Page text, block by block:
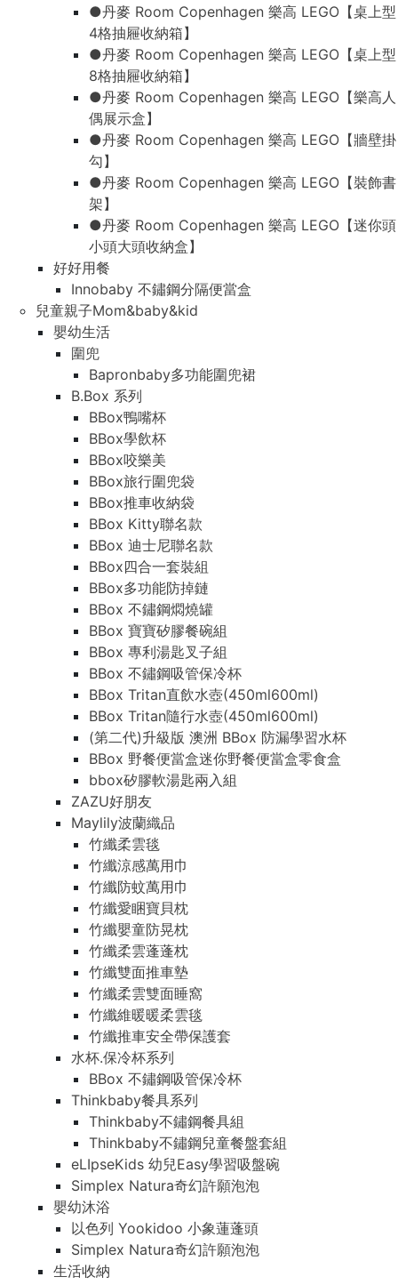
●丹麥 Room Copenhagen 樂高 LEGO【桌上型
4格抽屜收納箱】
●丹麥 Room Copenhagen 樂高 LEGO【桌上型
8格抽屜收納箱】
●丹麥 Room Copenhagen 樂高 LEGO【樂高人
偶展示盒】
●丹麥 Room Copenhagen 樂高 LEGO【牆壁掛
勾】
●丹麥 Room Copenhagen 樂高 LEGO【裝飾書
架】
●丹麥 Room Copenhagen 樂高 LEGO【迷你頭
小頭大頭收納盒】
好好用餐
Innobaby 不鏽鋼分隔便當盒
兒童親子Mom&baby&kid
嬰幼生活
圍兜
Bapronbaby多功能圍兜裙
B.Box 系列
BBox鴨嘴杯
BBox學飲杯
BBox咬樂美
BBox旅行圍兜袋
BBox推車收納袋
BBox Kitty聯名款
BBox 迪士尼聯名款
BBox四合一套裝組
BBox多功能防掉鏈
BBox 不鏽鋼燜燒罐
BBox 寶寶矽膠餐碗組
BBox 專利湯匙叉子組
BBox 不鏽鋼吸管保冷杯
BBox Tritan直飲水壺(450ml600ml)
BBox Tritan隨行水壺(450ml600ml)
(第二代)升級版 澳洲 BBox 防漏學習水杯
BBox 野餐便當盒迷你野餐便當盒零食盒
bbox矽膠軟湯匙兩入組
ZAZU好朋友
Maylily波蘭織品
竹纖柔雲毯
竹纖涼感萬用巾
竹纖防蚊萬用巾
竹纖愛睏寶貝枕
竹纖嬰童防晃枕
竹纖柔雲蓬蓬枕
竹纖雙面推車墊
竹纖柔雲雙面睡窩
竹纖維暖暖柔雲毯
竹纖推車安全帶保護套
水杯.保冷杯系列
BBox 不鏽鋼吸管保冷杯
Thinkbaby餐具系列
Thinkbaby不鏽鋼餐具組
Thinkbaby不鏽鋼兒童餐盤套組
eLIpseKids 幼兒Easy學習吸盤碗
Simplex Natura奇幻許願泡泡
嬰幼沐浴
以色列 Yookidoo 小象蓮蓬頭
Simplex Natura奇幻許願泡泡
生活收納